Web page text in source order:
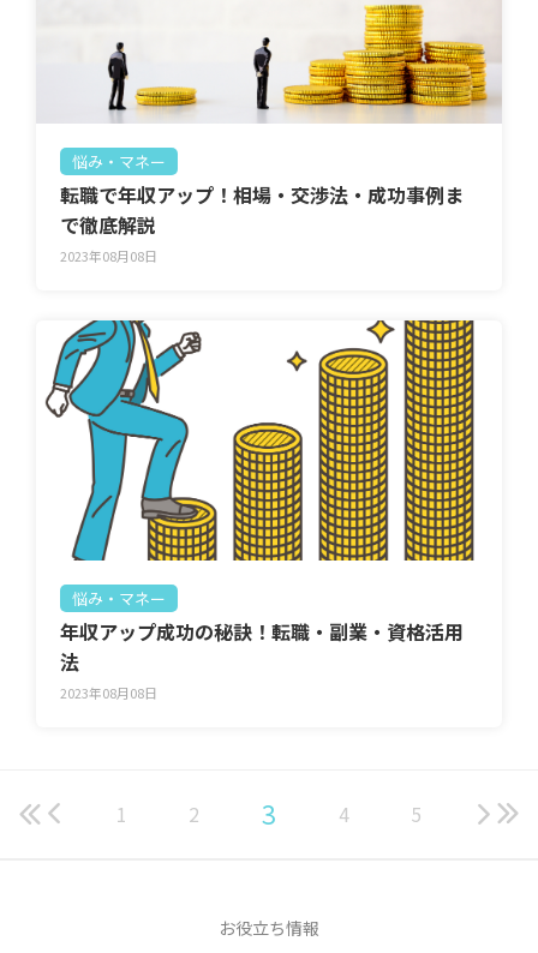
悩み・マネー
転職で年収アップ！相場・交渉法・成功事例ま
で徹底解説
2023年08月08日
悩み・マネー
年収アップ成功の秘訣！転職・副業・資格活用
法
2023年08月08日
1 2 3 4 5
お役立ち情報